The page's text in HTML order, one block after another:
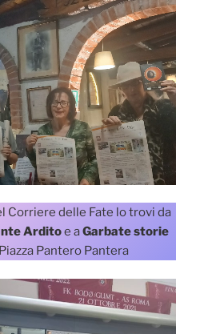
Corriere delle Fate lo trovi da
Arditoe aGarbate storie
Pantero Pantera